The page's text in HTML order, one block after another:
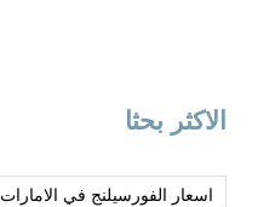
الاكثر بحثا
اسعار الفورسيلنج في الامارات